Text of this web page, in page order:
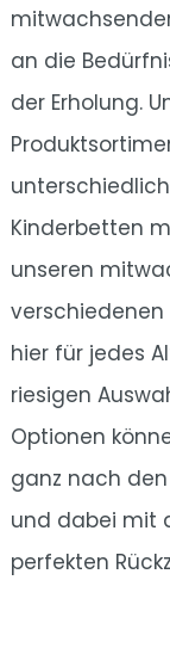
an die
der Erholung.
Kinderbetten
unseren
verschiedenen
hier für jedes
riesigen
Optionen
ganz nach
und dabei mit
perfekten